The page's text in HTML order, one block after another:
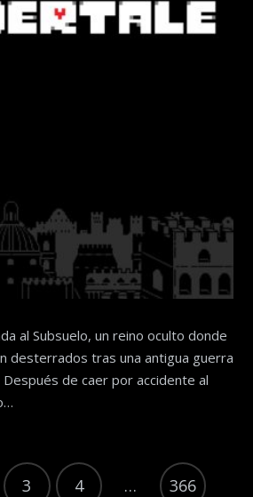
al Subsuelo, un reino oculto donde
desterrados tras una antigua guerra
Después de caer por accidente al
3 4 … 366